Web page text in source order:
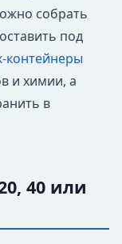
собрать
под
контейнеры
и химии, а
в
40 или